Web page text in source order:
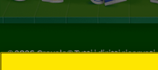
©2026Crayola® Tutti i diritti riservati.